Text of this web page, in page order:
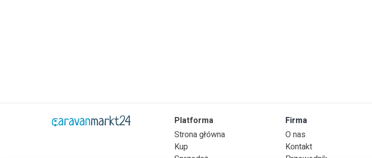
Platforma
Strona główna
Kup
Firma
O nas
Kontakt